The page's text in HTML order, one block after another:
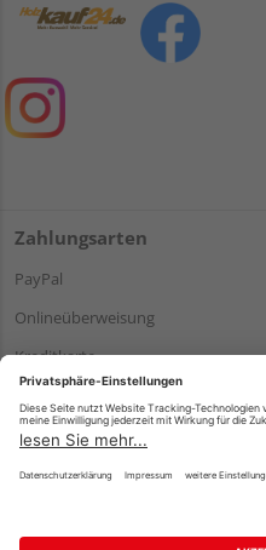
Zahlungsarten
PayPal
Onlineüberweisung
Kreditkarte
Rechnung*
*Bonität vorausgesetzt
Impressum Datenschutz